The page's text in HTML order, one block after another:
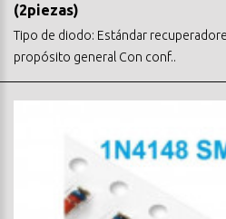
(2piezas)
Tipo de diodo: Estándar
propósito general Con conf..